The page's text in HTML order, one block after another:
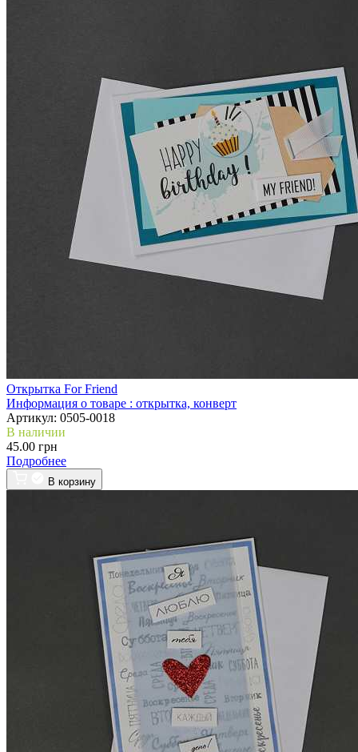
Открытка For Friend
Информация о товаре : открытка, конверт
Артикул: 0505-0018
В наличии
45.00 грн
Подробнее
В корзину